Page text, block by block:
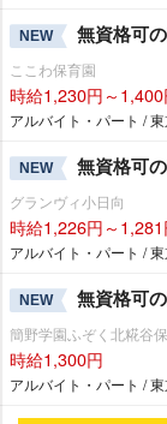
NEW 無資格可
ここわ保育園
時給1,230円～1,400
アルバイト・パート /
NEW 無資格可
グランヴィ小日向
時給1,226円～1,281
アルバイト・パート /
NEW 無資格可
簡野学園ふぞく北糀谷
時給1,300円
アルバイト・パート /